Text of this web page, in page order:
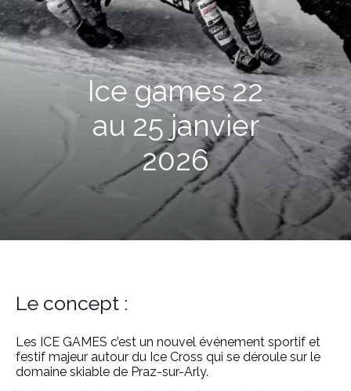
Ice games 22
au 25 janvier
2026
Le concept :
Les ICE GAMES c’est un nouvel événement sportif et
festif majeur autour du Ice Cross qui se déroule sur le
domaine skiable de Praz-sur-Arly.